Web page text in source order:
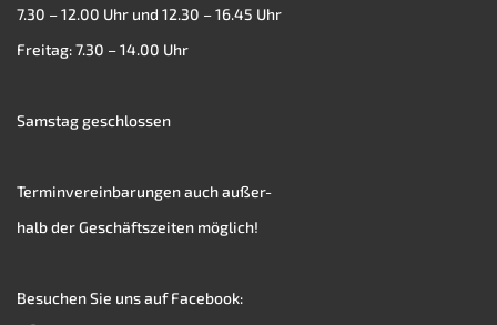
7.30 – 12.00 Uhr und 12.30 – 16.45 Uhr
Freitag: 7.30 – 14.00 Uhr
Samstag geschlossen
Terminvereinbarungen auch außer-
halb der Geschäftszeiten möglich!
Besuchen Sie uns auf Facebook: